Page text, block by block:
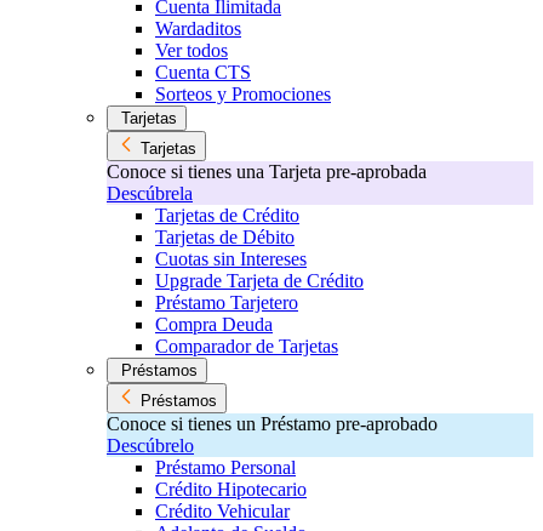
Cuenta Ilimitada
Wardaditos
Ver todos
Cuenta CTS
Sorteos y Promociones
Tarjetas
Tarjetas
Conoce si tienes una Tarjeta pre-aprobada
Descúbrela
Tarjetas de Crédito
Tarjetas de Débito
Cuotas sin Intereses
Upgrade Tarjeta de Crédito
Préstamo Tarjetero
Compra Deuda
Comparador de Tarjetas
Préstamos
Préstamos
Conoce si tienes un Préstamo pre-aprobado
Descúbrelo
Préstamo Personal
Crédito Hipotecario
Crédito Vehicular